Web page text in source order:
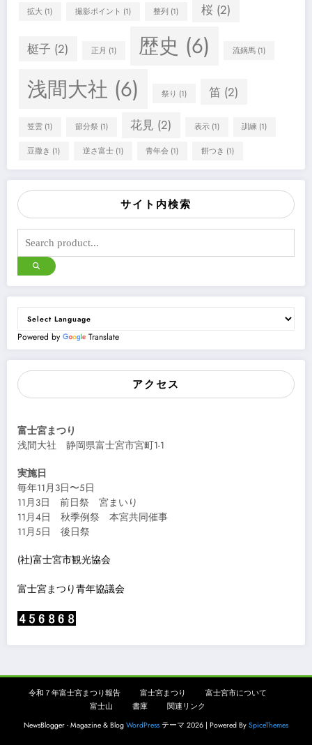
拡大 (1) 撮影ポイント (1) 整列 (1) 桜(2)
梃子 (2) 正月 (1) 歴史 (6) 流鏑馬(1)
浅間大社 (6) 祭り (1) 笛 (2)
笠雲 (1) 節分祭(1) 花見 (2) 表示(1) 訓練 (1)
豆撒き (1) 逆さ富士(1) 青年会 (1) 餅つき (1)
サイト内検索
Powered by Translate
アクセス
富士宮まつり
浅間大社 静岡県富士宮市宮町1-1
実施日
毎年11月3日〜5日
11月3日 前日祭 宮まいり
11月4日 秋季例祭 本宮共同催事
11月5日 後日祭
(社)富士宮市観光協会
富士宮まつり青年協議会
令和７年富士宮まつり報告 富士宮まつり
富士宮市について
富士山
書庫
関連リンク
NewsBlogger - Magazine & Blog WordPress テーマ 2026 | Powered By SpiceThemes